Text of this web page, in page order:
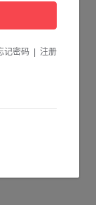
记密码 注册